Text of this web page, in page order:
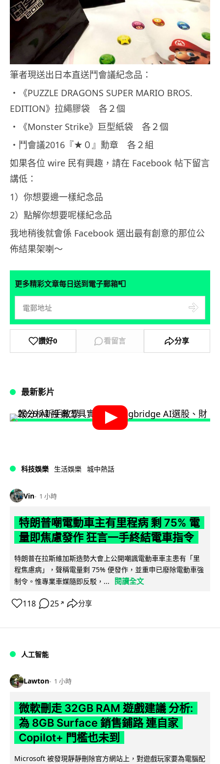
筆者現送出日本直送鬥會議紀念品：
・《PUZZLE DRAGONS SUPER MARIO BROS.
EDITION》拉繩膠袋 各２個
・《Monster Strike》巨型紙袋 各２個
・鬥會議2016『★０』勳章 各２組
如果各位 wire 民有興趣，請在 Facebook 帖下留言
講低：
1）你想要邊一樣紀念品
2）點解你想要呢樣紀念品
我地稍後就會係 Facebook 選出最有創意的那位公
佈結果架喇～
更多精彩文章每日送到電子郵箱📮
讚好0 看留言 分享
最新影片
科技娛樂 生活娛樂 城中熱話
Vin 1 小時
特朗普嘲電動車主有里程病 剩 75% 電
量即焦慮發作 狂言一手終結電車指令
特朗普在拉斯維加斯造勢大會上公開嘲諷電動車車主患有「里
程焦慮病」，聲稱電量剩 75% 便發作，並重申已廢除電動車強
制令。惟專業車媒隨即反駁，...
閱讀全文
118 25 ↗ 分享
人工智能
Lawton 1 小時
微軟刪走 32GB RAM 遊戲建議 分析:
為 8GB Surface 銷售鋪路 連自家
Copilot+ 門檻也未到
Microsoft 被發現靜靜刪除官方網站上，對遊戲玩家要為電腦配